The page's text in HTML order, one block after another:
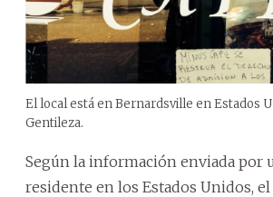
El local está en Bernardsville en Estados
Gentileza.
Según la información enviada por
residente en los Estados Unidos, el